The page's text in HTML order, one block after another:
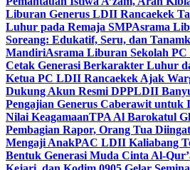
Liburan Generus LDII Rancaekek
Luhur pada Remaja SMPAsrama
Soreang: Edukatif, Seru, dan
MandiriAsrama Liburan Sekolah
Cetak Generasi Berkarakter Luhur
Ketua PC LDII Rancaekek Ajak
Dukung Akun Resmi DPPLDII
Pengajian Generus Caberawit untuk
Nilai KeagamaanTPA Al Barokatul
Pembagian Rapor, Orang Tua
Mengaji AnakPAC LDII Kaliabang
Bentuk Generasi Muda Cinta Al-